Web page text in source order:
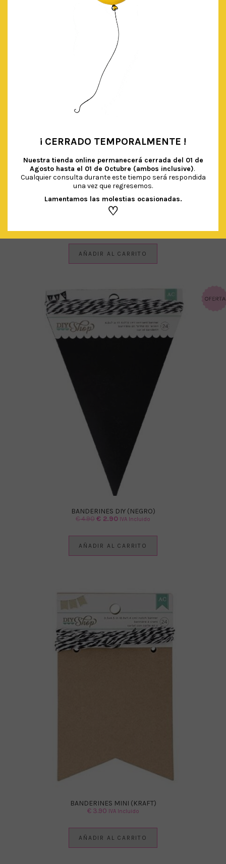
AÑADIR AL CARRITO
BANDERINES DIY (NEGRO)
€4.90El
€ 2.90ElIVA Incluido
AÑADIR AL CARRITO
BANDERINES MINI (KRAFT)
€3.90 IVA Incluido
AÑADIR AL CARRITO
¡ CERRADO TEMPORALMENTE !
Nuestra tienda online permanecerá cerrada del 01 de
Agosto hasta el 01 de Octubre (ambos inclusive).
Cualquier consulta durante este tiempo será respondida
una vez que regresemos.
Lamentamos las molestias ocasionadas.
♡